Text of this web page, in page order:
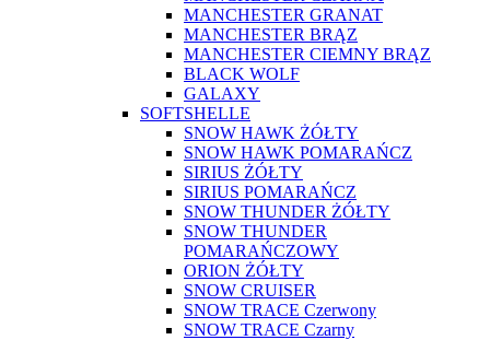
MANCHESTER GRANAT
MANCHESTER BRĄZ
MANCHESTER CIEMNY BRĄZ
BLACK WOLF
GALAXY
SOFTSHELLE
SNOW HAWK ŻÓŁTY
SNOW HAWK POMARAŃCZ
SIRIUS ŻÓŁTY
SIRIUS POMARAŃCZ
SNOW THUNDER ŻÓŁTY
SNOW THUNDER
POMARAŃCZOWY
ORION ŻÓŁTY
SNOW CRUISER
SNOW TRACE Czerwony
SNOW TRACE Czarny